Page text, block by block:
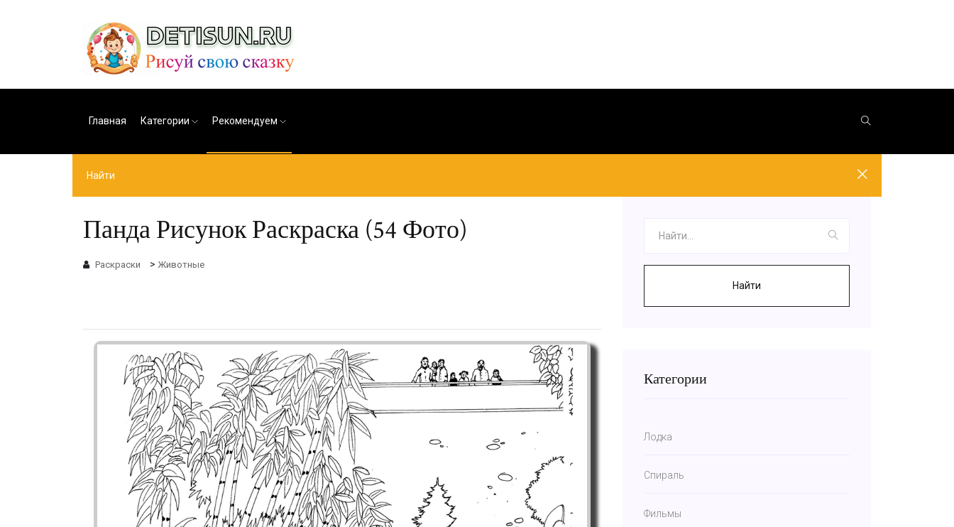
Главная Категории Рекомендуем
Панда Рисунок Раскраска (54 Фото)
Раскраски > Животные
Найти
Категории
Лодка
Спираль
Фильмы